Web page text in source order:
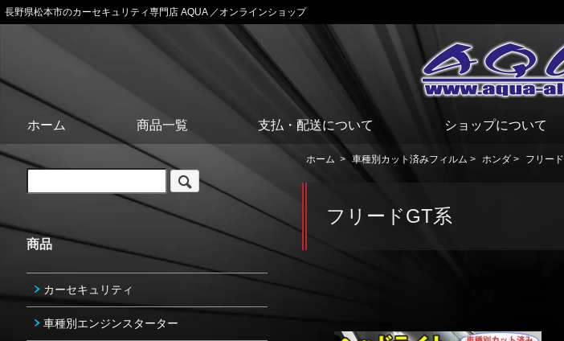
長野県松本市のカーセキュリティ専門店 AQUA ／オンラインショップ
ホーム 商品一覧 支払・配送について ショップについて
ホーム > 車種別カット済みフィルム > ホンダ > フリード
フリードGT系
商品
カーセキュリティ
車種別エンジンスターター